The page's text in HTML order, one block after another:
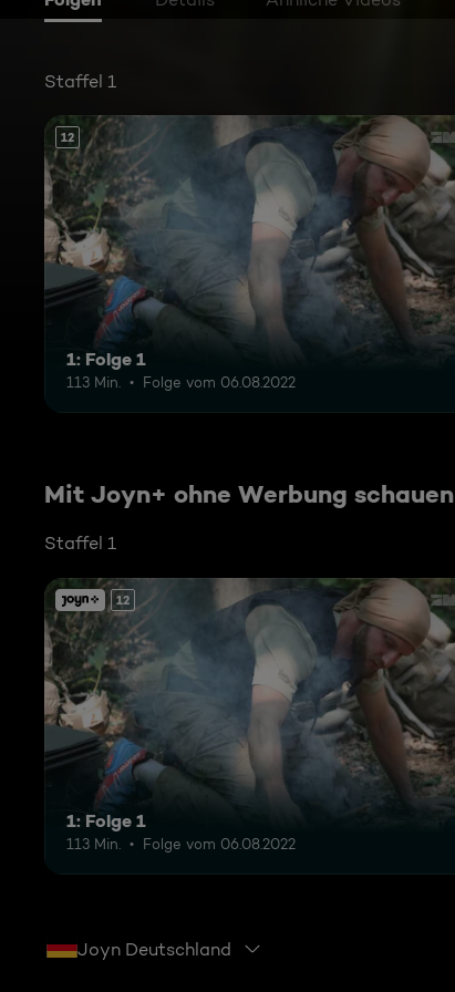
Staffel 1
12
1: Folge 1
113 Min. Folge vom 06.08.2022
Mit Joyn+ ohne Werbung schauen
Staffel 1
12
1: Folge 1
113 Min. Folge vom 06.08.2022
Joyn Deutschland